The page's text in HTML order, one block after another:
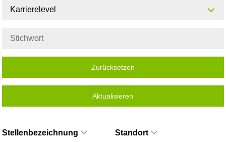
Karrierelevel
Zurücksetzen
Aktualisieren
Stellenbezeichnung Standort